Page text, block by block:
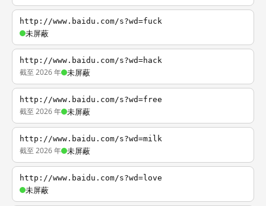
http://www.baidu.com/s?wd=fuck
未屏蔽
http://www.baidu.com/s?wd=hack
截至 2026 年 未屏蔽
http://www.baidu.com/s?wd=free
截至 2026 年 未屏蔽
http://www.baidu.com/s?wd=milk
截至 2026 年 未屏蔽
http://www.baidu.com/s?wd=love
未屏蔽